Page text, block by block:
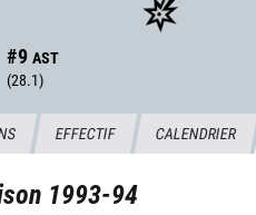
#9 AST
(28.1)
EFFECTIF CALENDRIER
1993-94